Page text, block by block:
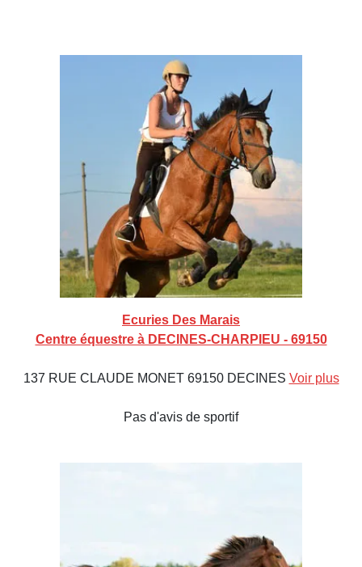
Ecuries Des Marais
Centre équestre à DECINES-CHARPIEU - 69150
137 RUE CLAUDE MONET 69150 DECINES Voir plus
Pas d'avis de sportif